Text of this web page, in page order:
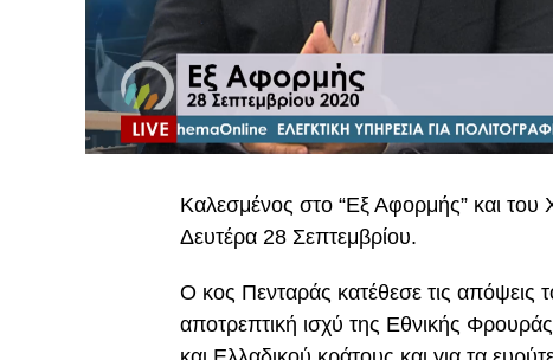
Καλεσμένος στο “Εξ Αφορμής” και
Δευτέρα 28 Σεπτεμβρίου.
Ο κος Πενταράς κατέθεσε τις απόψεις
αποτρεπτική ισχύ της Εθνικής